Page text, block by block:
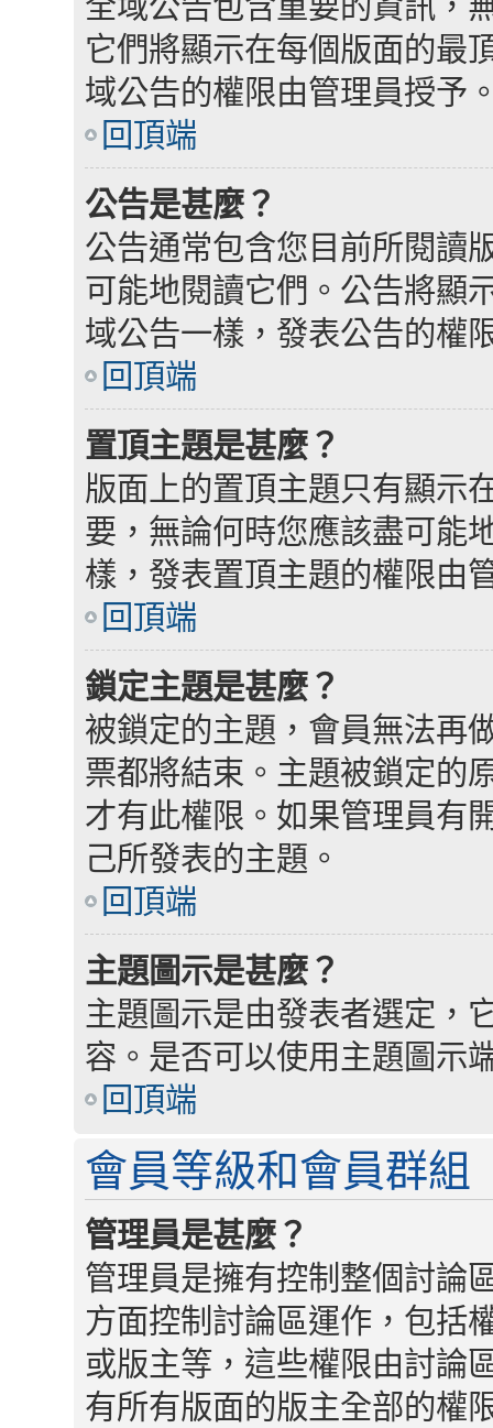
它們將顯示在每個版面的最
域公告的權限由管理員授予
回頂端
公告是甚麼？
公告通常包含您目前所閱讀
可能地閱讀它們。公告將顯
域公告一樣，發表公告的權
回頂端
置頂主題是甚麼？
版面上的置頂主題只有顯示
要，無論何時您應該盡可能
樣，發表置頂主題的權限由
回頂端
鎖定主題是甚麼？
被鎖定的主題，會員無法再
票都將結束。主題被鎖定的
才有此權限。如果管理員有
己所發表的主題。
回頂端
主題圖示是甚麼？
主題圖示是由發表者選定，
容。是否可以使用主題圖示
回頂端
會員等級和會員群組
管理員是甚麼？
管理員是擁有控制整個討論
方面控制討論區運作，包括
或版主等，這些權限由討論
有所有版面的版主全部的權